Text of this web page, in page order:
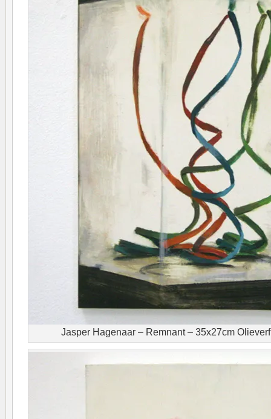
Jasper Hagenaar – Remnant – 35x27cm